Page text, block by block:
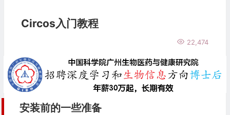
Circos入门教程
22,474
安装前的一些准备